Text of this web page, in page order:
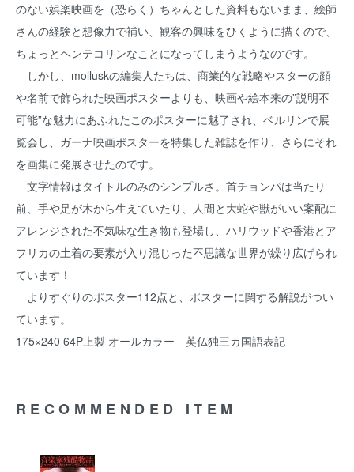
のない娯楽映画を（恐らく）ちゃんとした資料もないまま、絵師
さんの経験と想像力で補い、観客の興味をひくように描くので、
ちょっとヘンテコリンなことになってしまうようなのです。
しかし、molluskの編集人たちは、商業的な戦略やスターの顔
や名前で飾られた映画ポスターよりも、映画や絵本来の”説明不
可能”な魅力にあふれたこのポスターに魅了され、ベルリンで展
覧会し、ガーナ映画ポスターを特集した雑誌を作り、さらにそれ
を画集に発展させたのです。
文字情報はタイトルのみのシンプルさ。首チョンパは当たり
前、手や足が木から生えていたり、人間と大蛇や獣がいい案配に
アレンジされた不気味な生き物も登場し、ハリウッドや香港とア
フリカの土着の要素が入り混じった不思議な世界が繰り広げられ
ています！
よりすぐりのポスター112点と、ポスターに関する解説がつい
ています。
175×240 64P上製 オールカラー 英仏独三カ国語表記
RECOMMENDED ITEM